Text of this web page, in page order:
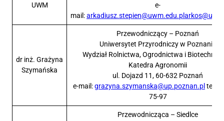
UWM
e-
mail:arkadiusz.stepien@uwm.edu.pl
dr inż. Grażyna
Szymańska
Przewodniczący – Poznań
Uniwersytet Przyrodniczy w Poznaniu
Wydział Rolnictwa, Ogrodnictwa i
Katedra Agronomii
ul. Dojazd 11, 60-632 Poznań
e-mail:grazyna.szymanska@up.poznan.pl tel.
75-97
Przewodnicząca – Siedlce